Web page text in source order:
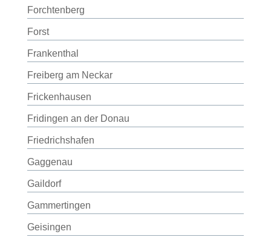
Forchtenberg
Forst
Frankenthal
Freiberg am Neckar
Frickenhausen
Fridingen an der Donau
Friedrichshafen
Gaggenau
Gaildorf
Gammertingen
Geisingen